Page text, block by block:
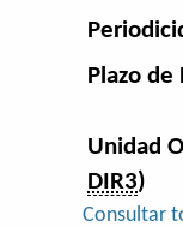
Plazo
Unidad
DIR3)
Consultar